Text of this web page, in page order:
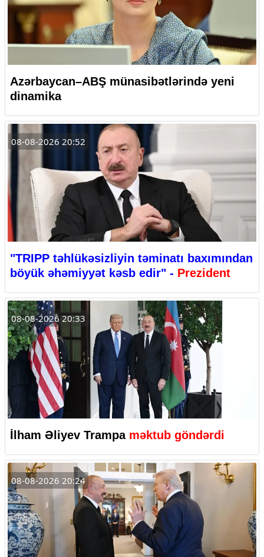
Azərbaycan–ABŞ münasibətlərində yeni
dinamika
08-08-2026 20:52
"TRIPP təhlükəsizliyin təminatı baxımından
böyük əhəmiyyət kəsb edir" - Prezident
08-08-2026 20:33
İlham Əliyev Trampa məktub göndərdi
08-08-2026 20:24